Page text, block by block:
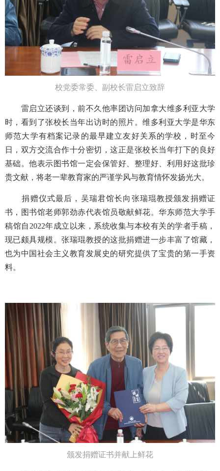
校党委常委、副校长雷启立致辞
雷启立还谈到，前不久他率团访问加拿大维多利亚大学
时，看到了张校长当年出访时的照片。维多利亚大学是华东
师范大学有档案记录的最早建立友好关系的学校，时至今
日，双方交流合作十分密切，这正是张校长当年打下的良好
基础。他表示图书馆一定会保管好、整理好、利用好这批珍
贵文献，将老一辈教育家的严谨学风与教育情怀发扬光大。
捐赠仪式最后，吴瑞君馆长向张瑞琨教授颁发捐赠证
书，图书馆老师郭劲赤代表馆员敬献鲜花。华东师范大学手
稿馆自2022年成立以来，系统收集与本校有关的学者手稿，
现已颇具规模。张瑞琨教授的这批捐赠进一步丰富了馆藏，
也为中国社会主义教育发展史的研究提供了宝贵的第一手资
料。
颁发捐赠证书并献上鲜花